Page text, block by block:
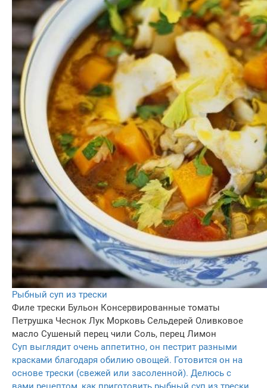
Рыбный суп из трески
Филе трески Бульон Консервированные томаты
Петрушка Чеснок Лук Морковь Сельдерей Оливковое
масло Сушеный перец чили Соль, перец Лимон
Суп выглядит очень аппетитно, он пестрит разными
красками благодаря обилию овощей. Готовится он на
основе трески (свежей или засоленной). Делюсь с